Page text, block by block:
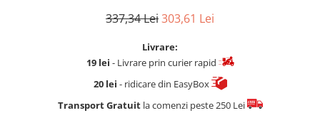
337,34 Lei303,61 Lei
Livrare:
19 lei - Livrare prin curier rapid
20 lei - ridicare din EasyBox
Transport Gratuitla comenzi peste 250 Lei